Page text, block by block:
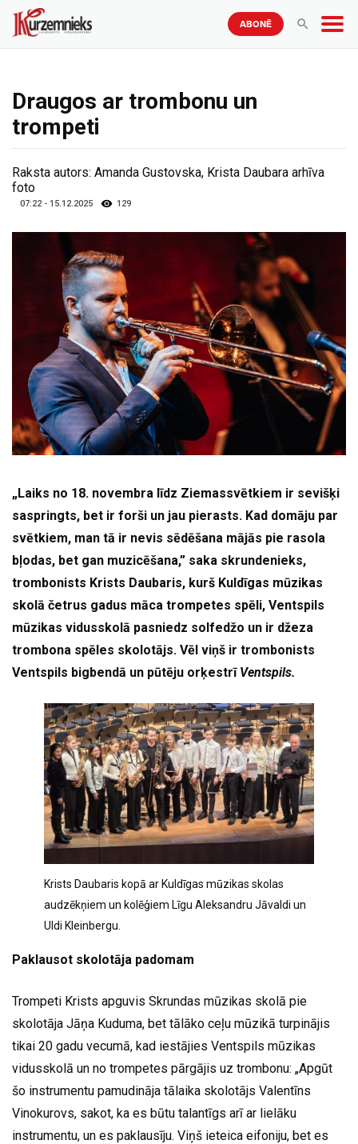
ABONĒ
Draugos ar trombonu un
trompeti
Raksta autors: Amanda Gustovska, Krista Daubara arhīva
foto
07:22 - 15.12.2025 129
„Laiks no 18. novembra līdz Ziemassvētkiem ir sevišķi
saspringts, bet ir forši un jau pierasts. Kad domāju par
svētkiem, man tā ir nevis sēdēšana mājās pie rasola
bļodas, bet gan muzicēšana,” saka skrundenieks,
trombonists Krists Daubaris, kurš Kuldīgas mūzikas
skolā četrus gadus māca trompetes spēli, Ventspils
mūzikas vidusskolā pasniedz solfedžo un ir džeza
trombona spēles skolotājs. Vēl viņš ir trombonists
Ventspils bigbendā un pūtēju orķestrī Ventspils.
Krists Daubaris kopā ar Kuldīgas mūzikas skolas
audzēkņiem un kolēģiem Līgu Aleksandru Jāvaldi un
Uldi Kleinbergu.
Paklausot skolotāja padomam
Trompeti Krists apguvis Skrundas mūzikas skolā pie
skolotāja Jāņa Kuduma, bet tālāko ceļu mūzikā turpinājis
tikai 20 gadu vecumā, kad iestājies Ventspils mūzikas
vidusskolā un no trompetes pārgājis uz trombonu: „Apgūt
šo instrumentu pamudināja tālaika skolotājs Valentīns
Vinokurovs, sakot, ka es būtu talantīgs arī ar lielāku
instrumentu, un es paklausīju. Viņš ieteica eifoniju, bet es